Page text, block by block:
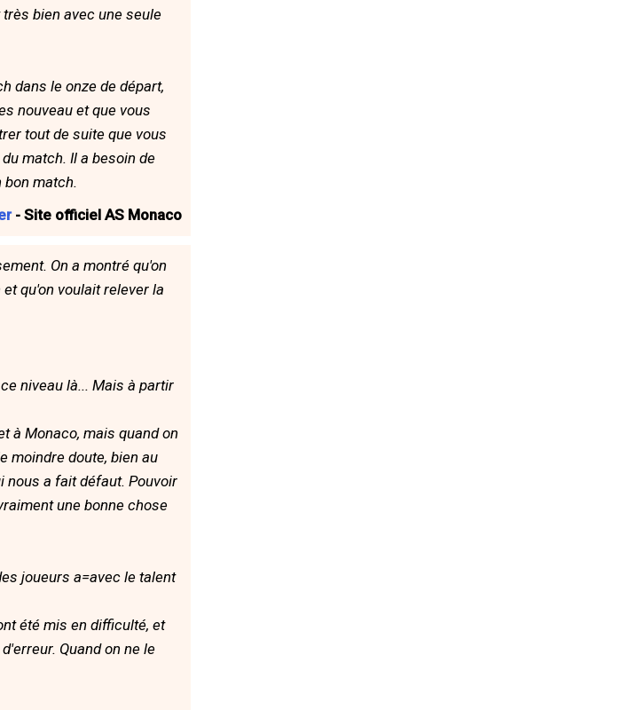
bien avec une seule
dans le onze de départ,
nouveau et que vous
tout de suite que vous
match. Il a besoin de
match.
- Site officiel AS Monaco
On a montré qu'on
qu'on voulait relever la
niveau là... Mais à partir
à Monaco, mais quand on
moindre doute, bien au
nous a fait défaut. Pouvoir
une bonne chose
joueurs a=avec le talent
été mis en difficulté, et
Quand on ne le